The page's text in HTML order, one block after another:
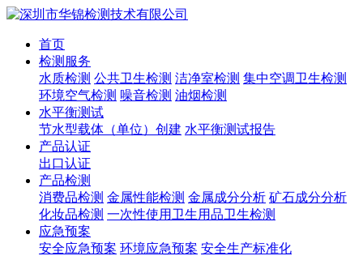
首页
检测服务
水质检测 公共卫生检测 洁净室检测 集中空调卫生检测
环境空气检测 噪音检测 油烟检测
水平衡测试
节水型载体（单位）创建 水平衡测试报告
产品认证
出口认证
产品检测
消费品检测 金属性能检测 金属成分分析 矿石成分分析
化妆品检测 一次性使用卫生用品卫生检测
应急预案
安全应急预案 环境应急预案 安全生产标准化